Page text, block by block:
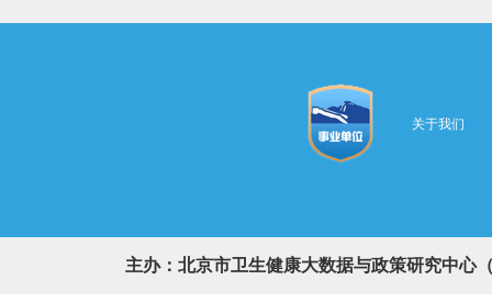
关于我们
主办：北京市卫生健康大数据与政策研究中心